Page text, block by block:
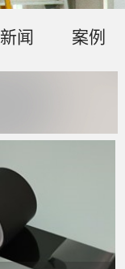
新闻 案例